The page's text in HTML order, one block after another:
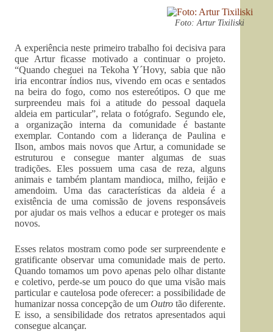
Foto: Artur Tixiliski
A experiência neste primeiro trabalho foi decisiva para
que Artur ficasse motivado a continuar o projeto.
“Quando cheguei na Tekoha Y´Hovy, sabia que não
iria encontrar índios nus, vivendo em ocas e sentados
na beira do fogo, como nos estereótipos. O que me
surpreendeu mais foi a atitude do pessoal daquela
aldeia em particular”, relata o fotógrafo. Segundo ele,
a organização interna da comunidade é bastante
exemplar. Contando com a liderança de Paulina e
Ilson, ambos mais novos que Artur, a comunidade se
estruturou e consegue manter algumas de suas
tradições. Eles possuem uma casa de reza, alguns
animais e também plantam mandioca, milho, feijão e
amendoim. Uma das características da aldeia é a
existência de uma comissão de jovens responsáveis
por ajudar os mais velhos a educar e proteger os mais
novos.
Esses relatos mostram como pode ser surpreendente e
gratificante observar uma comunidade mais de perto.
Quando tomamos um povo apenas pelo olhar distante
e coletivo, perde-se um pouco do que uma visão mais
particular e cautelosa pode oferecer: a possibilidade de
humanizar nossa concepção de umOutro tão diferente.
E isso, a sensibilidade dos retratos apresentados aqui
consegue alcançar.